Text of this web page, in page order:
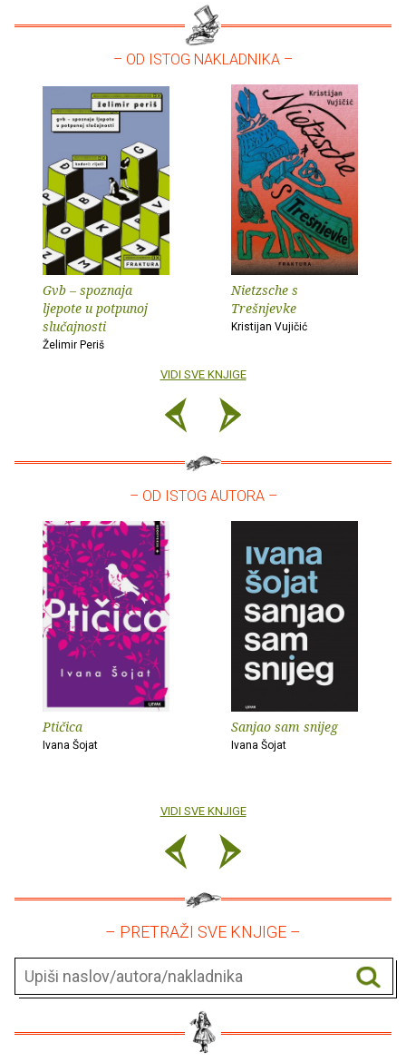
– OD ISTOG NAKLADNIKA –
Gvb – spoznaja
ljepote u potpunoj
slučajnosti
Želimir Periš
Nietzsche s
Trešnjevke
Kristijan Vujičić
VIDI SVE KNJIGE
– OD ISTOG AUTORA –
Ptičica
Ivana Šojat
Sanjao sam snijeg
Ivana Šojat
VIDI SVE KNJIGE
– PRETRAŽI SVE KNJIGE –